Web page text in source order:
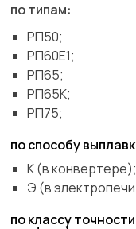
по типам:
РП50;
РП60Е1;
РП65;
РП65К;
РП75;
по способу
К (в конвертере);
Э (в
по классу